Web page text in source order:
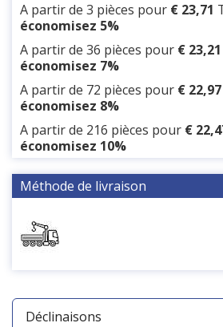
A partir de 3 pièces pour € 23,71
économisez 5%
A partir de 36 pièces pour € 23,21
économisez 7%
A partir de 72 pièces pour € 22,97
économisez 8%
A partir de 216 pièces pour €
économisez 10%
Méthode de livraison
Déclinaisons